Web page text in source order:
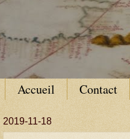
Accueil Contact
2019-11-18